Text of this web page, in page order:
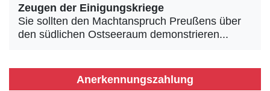
Zeugen der Einigungskriege
Sie sollten den Machtanspruch Preußens über
den südlichen Ostseeraum demonstrieren...
Anerkennungszahlung